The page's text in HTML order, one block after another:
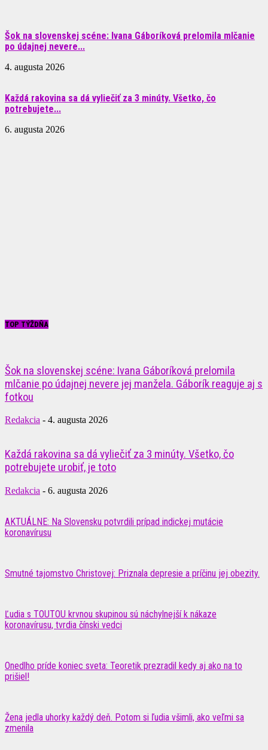
Šok na slovenskej scéne: Ivana Gáboríková prelomila mlčanie
po údajnej nevere...
4. augusta 2026
Každá rakovina sa dá vyliečiť za 3 minúty. Všetko, čo
potrebujete...
6. augusta 2026
TOP TÝŽDŇA
Šok na slovenskej scéne: Ivana Gáboríková prelomila
mlčanie po údajnej nevere jej manžela. Gáborík reaguje aj s
fotkou
Redakcia - 4. augusta 2026
Každá rakovina sa dá vyliečiť za 3 minúty. Všetko, čo
potrebujete urobiť, je toto
Redakcia - 6. augusta 2026
AKTUÁLNE: Na Slovensku potvrdili prípad indickej mutácie
koronavírusu
Smutné tajomstvo Christovej: Priznala depresie a príčinu jej obezity.
Ľudia s TOUTOU krvnou skupinou sú náchylnejší k nákaze
koronavírusu, tvrdia čínski vedci
Onedlho príde koniec sveta: Teoretik prezradil kedy aj ako na to
prišiel!
Žena jedla uhorky každý deň. Potom si ľudia všimli, ako veľmi sa
zmenila